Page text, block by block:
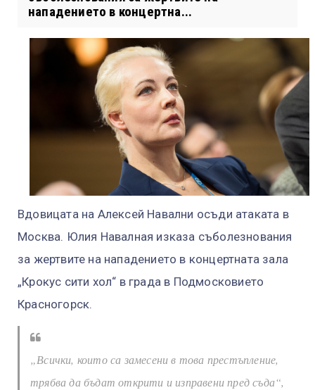
нападението в концертна...
Вдовицата на Алексей Навални осъди атаката в
Москва. Юлия Навалная изказа съболезнования
за жертвите на нападението в концертната зала
„Крокус сити хол“ в града в Подмосковието
Красногорск.
„Всички, които са замесени в това престъпление,
трябва да бъдат открити и изправени пред съда“,